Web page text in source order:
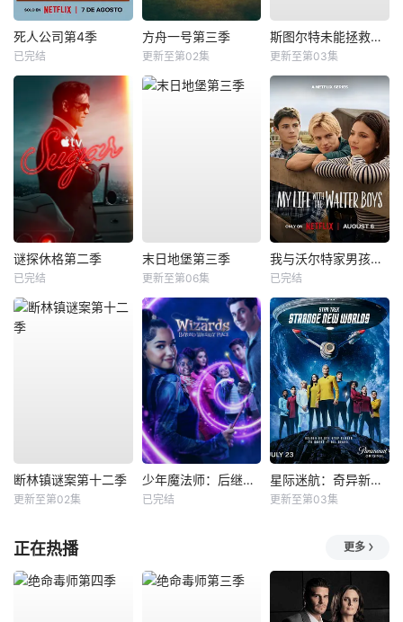
死人公司第4季
已完结
方舟一号第三季
更新至第02集
斯图尔特未能拯救宇宙
更新至第03集
谜探休格第二季
已完结
末日地堡第三季
更新至第06集
我与沃尔特家男孩的生活第三季
已完结
断林镇谜案第十二季
更新至第02集
少年魔法师：后继者第三季
已完结
星际迷航：奇异新世界第四季
更新至第03集
正在热播 更多